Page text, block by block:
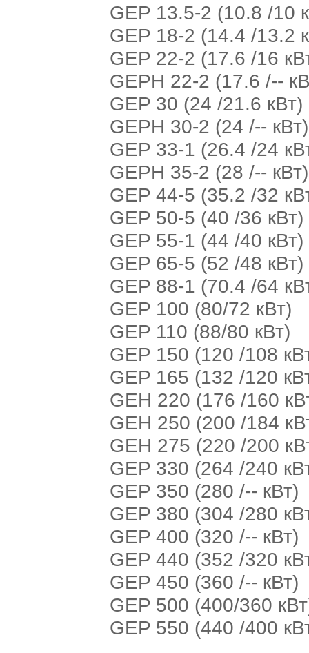
GEP 13.5-2 (10.8 /10
GEP 18-2 (14.4 /13.2
GEP 22-2 (17.6 /16
GEPH 22-2 (17.6 /--
GEP 30 (24 /21.6 кВт)
GEPH 30-2 (24 /-- кВт)
GEP 33-1 (26.4 /24
GEPH 35-2 (28 /-- кВт)
GEP 44-5 (35.2 /32
GEP 50-5 (40 /36 кВт)
GEP 55-1 (44 /40 кВт)
GEP 65-5 (52 /48 кВт)
GEP 88-1 (70.4 /64
GEP 100 (80/72 кВт)
GEP 110 (88/80 кВт)
GEP 150 (120 /108
GEP 165 (132 /120
GEH 220 (176 /160
GEH 250 (200 /184
GEH 275 (220 /200
GEP 330 (264 /240
GEP 350 (280 /-- кВт)
GEP 380 (304 /280
GEP 400 (320 /-- кВт)
GEP 440 (352 /320
GEP 450 (360 /-- кВт)
GEP 500 (400/360
GEP 550 (440 /400